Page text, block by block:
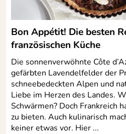
Bon Appétit! Die besten
französischen Küche
Die sonnenverwöhnte Côte
gefärbten Lavendelfelder der
schneebedeckten Alpen und
Liebe im Herzen des Landes.
Schwärmen? Doch Frankreich
zu bieten. Auch kulinarisch
keiner etwas vor. Hier ...